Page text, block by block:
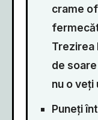
crame
Trezirea
de
nu o veți
Puneți